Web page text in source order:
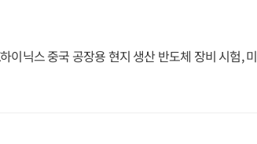
이닉스 중국 공장용 현지 생산 반도체 장비 시험, 미